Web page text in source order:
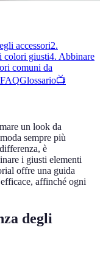
accessori2.
colori giusti4. Abbinare
comuni da
FAQGlossario📺
un look da
sempre più
è
i giusti elementi
offre una guida
affinché ogni
degli